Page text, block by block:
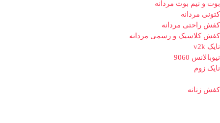
بوت و نیم بوت مردانه
کتونی مردانه
کفش راحتی مردانه
کفش کلاسیک و رسمی مردانه
نایک v2k
نیوبالانس 9060
نایک زوم
کفش زنانه